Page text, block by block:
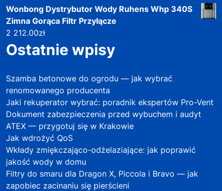
Wonbong Dystrybutor Wody Ruhens Whp 340S
Zimna Gorąca Filtr Przyłącze
2 212.00zł
Ostatnie wpisy
Szamba betonowe do ogrodu — jak wybrać
renomowanego producenta
Jaki rekuperator wybrać: poradnik ekspertów Pro-Vent
Dokument zabezpieczenia przed wybuchem i audyt
ATEX — przygotuj się w Krakowie
Jak wdrożyć QoS
Wkłady zmiękczająco-odżelaziające: jak poprawić
jakość wody w domu
Filtry do smaru dla Dragon X, Piccola i Bravo — jak
zapobiec zacinaniu się pierścieni